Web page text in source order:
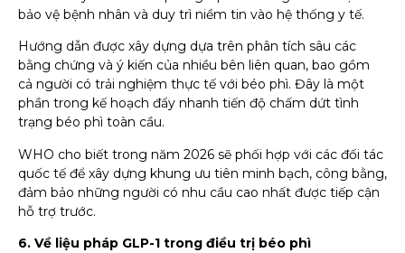
bảo vệ bệnh nhân và duy trì niềm tin vào hệ thống y tế.
Hướng dẫn được xây dựng dựa trên phân tích sâu các
bằng chứng và ý kiến của nhiều bên liên quan, bao gồm
cả người có trải nghiệm thực tế với béo phì. Đây là một
phần trong kế hoạch đẩy nhanh tiến độ chấm dứt tình
trạng béo phì toàn cầu.
WHO cho biết trong năm 2026 sẽ phối hợp với các đối tác
quốc tế để xây dựng khung ưu tiên minh bạch, công bằng,
đảm bảo những người có nhu cầu cao nhất được tiếp cận
hỗ trợ trước.
6. Về liệu pháp GLP-1 trong điều trị béo phì